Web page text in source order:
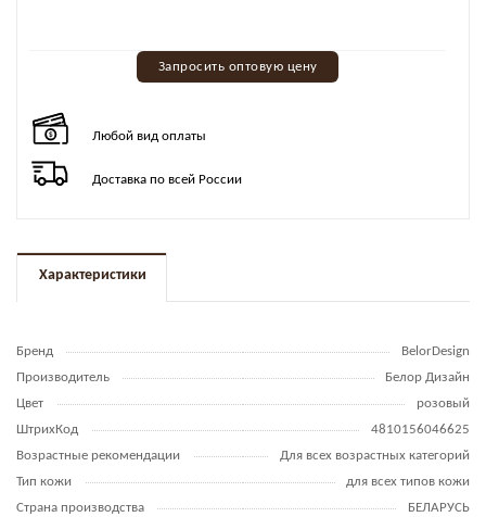
Запросить оптовую цену
Любой вид оплаты
Доставка по всей России
Характеристики
Бренд
BelorDesign
Производитель
Белор Дизайн
Цвет
розовый
ШтрихКод
4810156046625
Возрастные рекомендации
Для всех возрастных категорий
Тип кожи
для всех типов кожи
Страна производства
БЕЛАРУСЬ